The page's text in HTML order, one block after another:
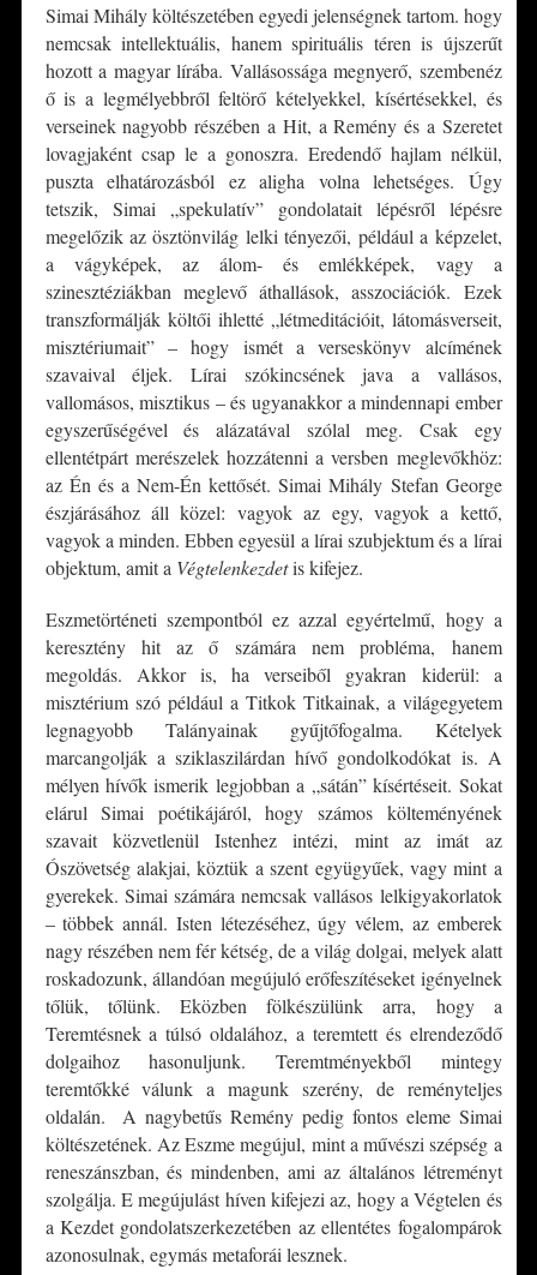
Simai Mihály költészetében egyedi jelenségnek tartom. hogy
nemcsak intellektuális, hanem spirituális téren is újszerűt
hozott a magyar lírába. Vallásossága megnyerő, szembenéz
ő is a legmélyebbről feltörő kételyekkel, kísértésekkel, és
verseinek nagyobb részében a Hit, a Remény és a Szeretet
lovagjaként csap le a gonoszra. Eredendő hajlam nélkül,
puszta elhatározásból ez aligha volna lehetséges. Úgy
tetszik, Simai „spekulatív” gondolatait lépésről lépésre
megelőzik az ösztönvilág lelki tényezői, például a képzelet,
a vágyképek, az álom- és emlékképek, vagy a
szinesztéziákban meglevő áthallások, asszociációk. Ezek
transzformálják költői ihletté „létmeditációit, látomásverseit,
misztériumait” – hogy ismét a verseskönyv alcímének
szavaival éljek. Lírai szókincsének java a vallásos,
vallomásos, misztikus – és ugyanakkor a mindennapi ember
egyszerűségével és alázatával szólal meg. Csak egy
ellentétpárt merészelek hozzátenni a versben meglevőkhöz:
az Én és a Nem-Én kettősét. Simai Mihály Stefan George
észjárásához áll közel: vagyok az egy, vagyok a kettő,
vagyok a minden. Ebben egyesül a lírai szubjektum és a lírai
objektum, amit a Végtelenkezdetis kifejez.
Eszmetörténeti szempontból ez azzal egyértelmű, hogy a
keresztény hit az ő számára nem probléma, hanem
megoldás. Akkor is, ha verseiből gyakran kiderül: a
misztérium szó például a Titkok Titkainak, a világegyetem
legnagyobb Talányainak gyűjtőfogalma. Kételyek
marcangolják a sziklaszilárdan hívő gondolkodókat is. A
mélyen hívők ismerik legjobban a „sátán” kísértéseit. Sokat
elárul Simai poétikájáról, hogy számos költeményének
szavait közvetlenül Istenhez intézi, mint az imát az
Ószövetség alakjai, köztük a szent együgyűek, vagy mint a
gyerekek. Simai számára nemcsak vallásos lelkigyakorlatok
– többek annál. Isten létezéséhez, úgy vélem, az emberek
nagy részében nem fér kétség, de a világ dolgai, melyek alatt
roskadozunk, állandóan megújuló erőfeszítéseket igényelnek
tőlük, tőlünk. Eközben fölkészülünk arra, hogy a
Teremtésnek a túlsó oldalához, a teremtett és elrendeződő
dolgaihoz hasonuljunk. Teremtményekből mintegy
teremtőkké válunk a magunk szerény, de reményteljes
oldalán. A nagybetűs Remény pedig fontos eleme Simai
költészetének. Az Eszme megújul, mint a művészi szépség a
reneszánszban, és mindenben, ami az általános létreményt
szolgálja. E megújulást híven kifejezi az, hogy a Végtelen és
a Kezdet gondolatszerkezetében az ellentétes fogalompárok
azonosulnak, egymás metaforái lesznek.